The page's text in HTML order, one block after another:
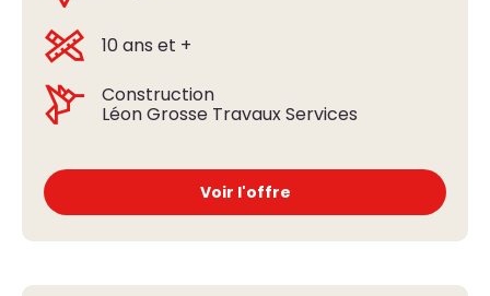
10 ans et +
Construction
Léon Grosse Travaux Services
Voir l'offre